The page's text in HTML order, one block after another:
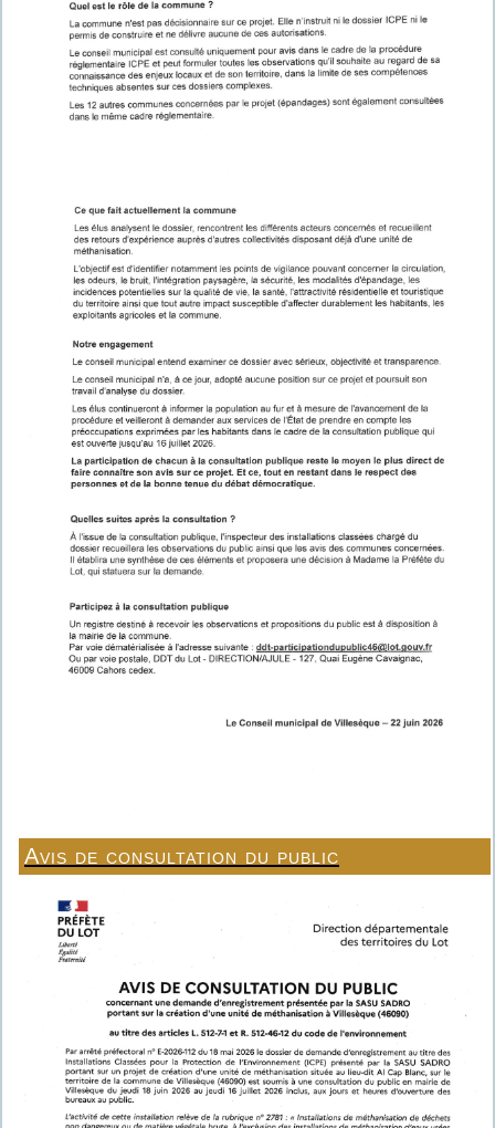
Avis de consultation du public